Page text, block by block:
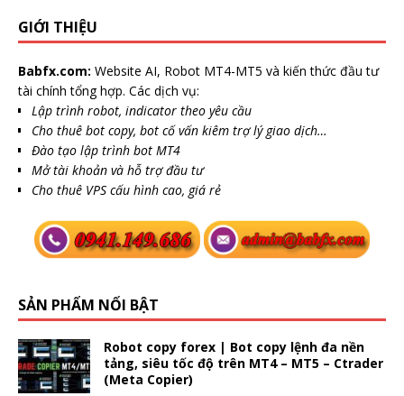
GIỚI THIỆU
Babfx.com: Website AI, Robot MT4-MT5 và kiến thức đầu tư
tài chính tổng hợp. Các dịch vụ:
Lập trình robot, indicator theo yêu cầu
Cho thuê bot copy, bot cố vấn kiêm trợ lý giao dịch…
Đào tạo lập trình bot MT4
Mở tài khoản và hỗ trợ đầu tư
Cho thuê VPS cấu hình cao, giá rẻ
SẢN PHẨM NỔI BẬT
Robot copy forex | Bot copy lệnh đa nền
tảng, siêu tốc độ trên MT4 – MT5 – Ctrader
(Meta Copier)